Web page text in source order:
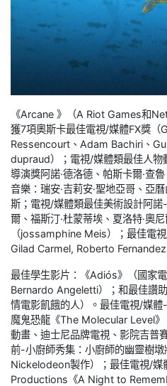
《Arcane 》（A Riot Games和
獲7項奧斯卡最佳電視/媒體FX獎
Ressencourt、Adam Bachiri、
dupraud）；電視/媒體類最佳人
導演獎阿諾·德洛德、帕斯卡爾·查
音樂：瑞安·吉莉安·聖地亞哥、亞
斯；電視/媒體類最佳美術設計阿諾
爾、福斯汀·杜蒙蒂埃、夏洛特·奧
（jossamphine Meis）；最佳電
Gilad Carmel, Roberto Fernandez
最佳學生影片：《Adiós》（國家
Bernardo Angeletti）；和最佳讚
情電影飢餓的人）。最佳電視/媒
魔鬼恐龍《The Molecular Level
動畫、迪士尼品牌電視、影院吉普
前-小廚師秀集：小廚師的幽靈樹
Nickelodeon製作）；最佳電視/媒
Productions《A Night to